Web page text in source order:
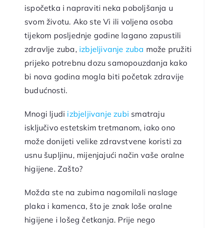
ispočetka i napraviti neka poboljšanja u
svom životu. Ako ste Vi ili voljena osoba
tijekom posljednje godine lagano zapustili
zdravlje zuba, izbjeljivanje zuba može pružiti
prijeko potrebnu dozu samopouzdanja kako
bi nova godina mogla biti početak zdravije
budućnosti.
Mnogi ljudi izbjeljivanje zubi smatraju
isključivo estetskim tretmanom, iako ono
može donijeti velike zdravstvene koristi za
usnu šupljinu, mijenjajući način vaše oralne
higijene. Zašto?
Možda ste na zubima nagomilali naslage
plaka i kamenca, što je znak loše oralne
higijene i lošeg četkanja. Prije nego